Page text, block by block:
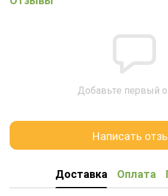
Добавьте первый
Написать
Доставка Оплата